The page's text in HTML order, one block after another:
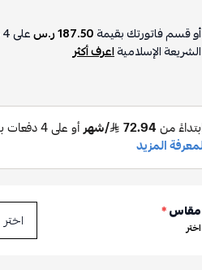
أو قسم فاتورتك بقيمة187.50 ر.س على4
الشريعة الإسلاميةاعرف أكثر
مقاس*
اختر